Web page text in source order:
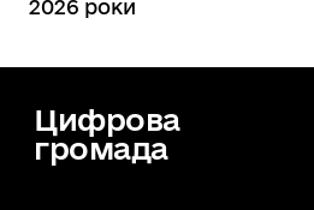
2026 роки
Цифрова
громада